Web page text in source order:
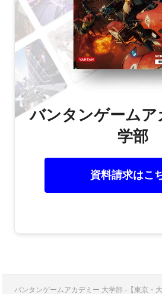
バンタンゲームア
学部
資料請求はこ
バンタンゲームアカデミー 大学部 -【東京・